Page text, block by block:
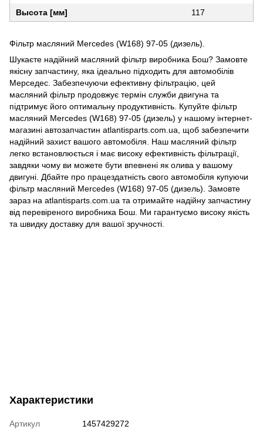
Высота [мм]
117
Фільтр масляний Mercedes (W168) 97-05 (дизель).
Шукаєте надійний масляний фільтр виробника Бош? Замовте
якісну запчастину, яка ідеально підходить для автомобілів
Мерседес. Забезпечуючи ефективну фільтрацію, цей
масляний фільтр продовжує термін служби двигуна та
підтримує його оптимальну продуктивність. Купуйте фільтр
масляний Mercedes (W168) 97-05 (дизель) у нашому інтернет-
магазині автозапчастин atlantisparts.com.ua, щоб забезпечити
надійний захист вашого автомобіля. Наш масляний фільтр
легко встановлюється і має високу ефективність фільтрації,
завдяки чому ви можете бути впевнені як олива у вашому
двигуні. Дбайте про працездатність свого автомобіля купуючи
фільтр масляний Mercedes (W168) 97-05 (дизель). Замовте
зараз на atlantisparts.com.ua та отримайте надійну запчастину
від перевіреного виробника Бош. Ми гарантуємо високу якість
та швидку доставку для вашої зручності.
Характеристики
Артикул 1457429272